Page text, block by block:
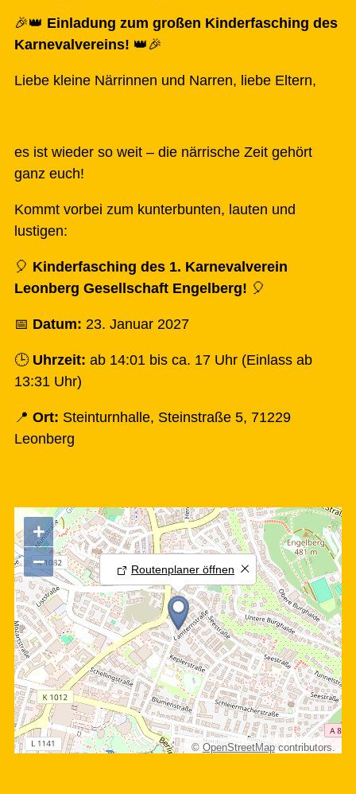
🎉👑 Einladung zum großen Kinderfasching des
Karnevalvereins! 👑🎉
Liebe kleine Närrinnen und Narren, liebe Eltern,
es ist wieder so weit – die närrische Zeit gehört
ganz euch!
Kommt vorbei zum kunterbunten, lauten und
lustigen:
🎈 Kinderfasching des 1. Karnevalverein
Leonberg Gesellschaft Engelberg! 🎈
📅 Datum: 23. Januar 2027
🕒 Uhrzeit: ab 14:01 bis ca. 17 Uhr (Einlass ab
13:31 Uhr)
📍 Ort: Steinturnhalle, Steinstraße 5, 71229
Leonberg
Routenplaner öffnen
+
−
© OpenStreetMapcontributors.